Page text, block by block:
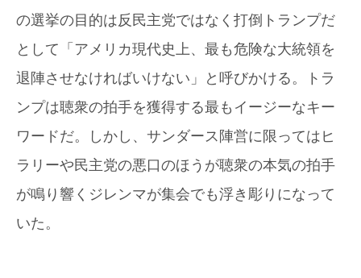
の選挙の目的は反民主党ではなく打倒トランプだ
として「アメリカ現代史上、最も危険な大統領を
退陣させなければいけない」と呼びかける。トラ
ンプは聴衆の拍手を獲得する最もイージーなキー
ワードだ。しかし、サンダース陣営に限ってはヒ
ラリーや民主党の悪口のほうが聴衆の本気の拍手
が鳴り響くジレンマが集会でも浮き彫りになって
いた。